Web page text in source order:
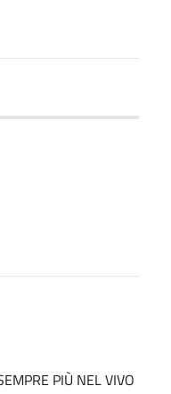
PIÙ NEL VIVO